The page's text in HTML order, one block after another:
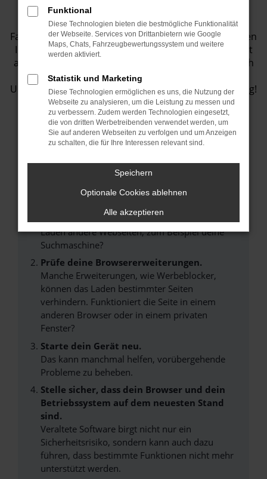
Entdecken Sie eine Vielzahl von top
Fahrzeugangeboten in unserem Showroom! Wir bieten
Ihnen eine große Auswahl an Fahrzeugen, die perfekt
auf Ihre Bedürfnisse abgestimmt sind. Lassen Sie sich
inspirieren und finden Sie Ihr Traumauto bei uns.
Unser Team steht Ihnen jederzeit gerne zur Verfügung!
Fehler: Network Error
Beim Laden ist ein Fehler aufgetreten.
Internetverbindung.
Laden andere Webseiten, zum Beispiel deine
Suchmaschine?
Prüfe deine Browsererweiterungen.
Manche Erweiterungen, wie Werbeblocker,
können das Laden bestimmter Seiten
verhindern. Funktioniert die Seite in einem
anderen Browser oder in einem privaten
Fenster?
Starte dein Gerät neu.
Das kann manchmal helfen, vorübergehende
Probleme zu beheben.
Stelle sicher, dass dein Browser und dein
Betriebssystem auf dem neuesten Stand
sind.
Veraltete Software birgt nicht nur ein
Sicherheitsrisiko, sondern kann auch dazu
führen, dass bestimmte Funktionen nicht mehr
unterstützt werden.
Funktional
Diese Technologien bieten die bestmögliche Funktionalität
der Webseite. Services von Drittanbietern wie Google
Maps, Chats, Fahrzeugbewertungssystem und weitere
werden aktiviert.
Statistik und Marketing
Diese Technologien ermöglichen es uns, die Nutzung der
Webseite zu analysieren, um die Leistung zu messen und
zu verbessern. Zudem werden Technologien eingesetzt,
die von dritten Werbetreibenden verwendet werden, um
Sie auf anderen Webseiten zu verfolgen und um Anzeigen
zu schalten, die für Ihre Interessen relevant sind.
Speichern
Optionale Cookies ablehnen
Alle akzeptieren